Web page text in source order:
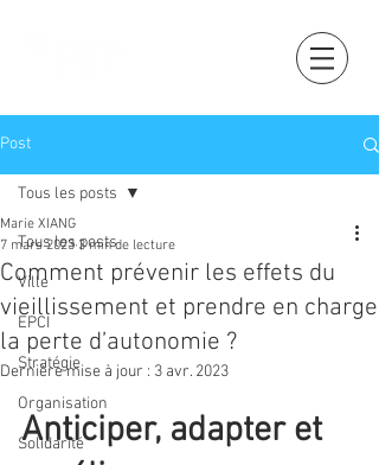
Post
Tous les posts
Ville
EPCI
Stratégie
Organisation
Solidarité
Tous les posts
Comment prévenir les effets du
vieillissement et prendre en charge
la perte d’autonomie ?
Marie XIANG
7 mars 2023 3 min de lecture
Dernière mise à jour : 3 avr. 2023
Anticiper, adapter et